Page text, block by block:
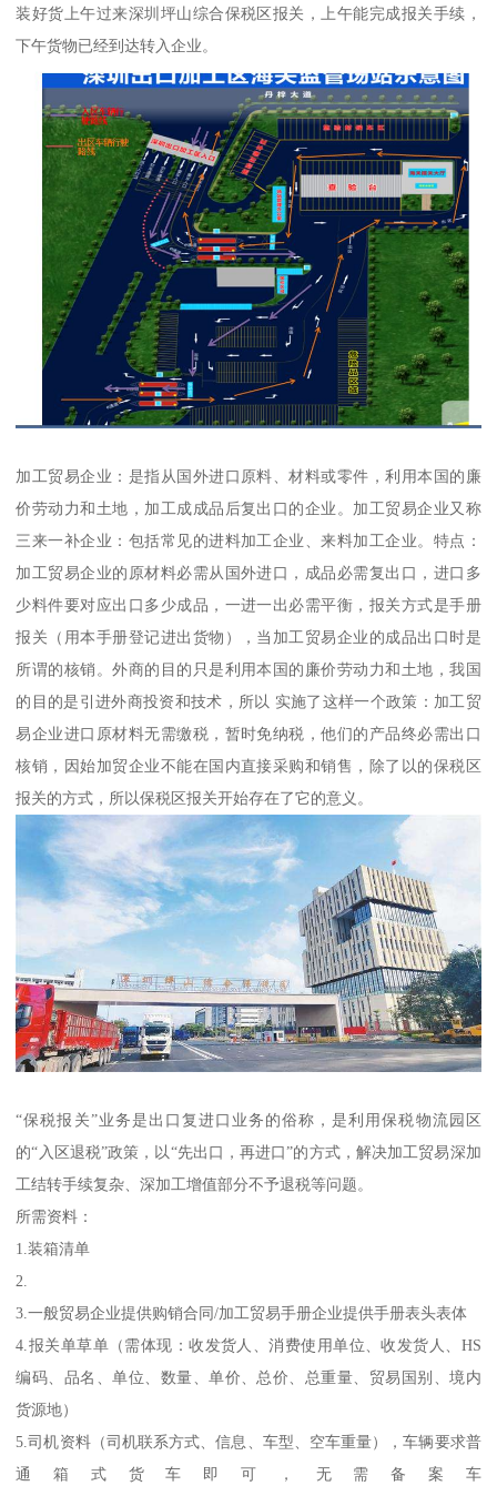
装好货上午过来深圳坪山综合保税区报关，上午能完成报关手续，
下午货物已经到达转入企业。
加工贸易企业：是指从国外进口原料、材料或零件，利用本国的廉
价劳动力和土地，加工成成品后复出口的企业。加工贸易企业又称
三来一补企业：包括常见的进料加工企业、来料加工企业。特点：
加工贸易企业的原材料必需从国外进口，成品必需复出口，进口多
少料件要对应出口多少成品，一进一出必需平衡，报关方式是手册
报关（用本手册登记进出货物），当加工贸易企业的成品出口时是
所谓的核销。外商的目的只是利用本国的廉价劳动力和土地，我国
的目的是引进外商投资和技术，所以 实施了这样一个政策：加工贸
易企业进口原材料无需缴税，暂时免纳税，他们的产品终必需出口
核销，因始加贸企业不能在国内直接采购和销售，除了以的保税区
报关的方式，所以保税区报关开始存在了它的意义。
“保税报关”业务是出口复进口业务的俗称，是利用保税物流园区
的“入区退税”政策，以“先出口，再进口”的方式，解决加工贸易深加
工结转手续复杂、深加工增值部分不予退税等问题。
所需资料：
1.装箱清单
2.
3.一般贸易企业提供购销合同/加工贸易手册企业提供手册表头表体
4.报关单草单（需体现：收发货人、消费使用单位、收发货人、HS
编码、品名、单位、数量、单价、总价、总重量、贸易国别、境内
货源地）
5.司机资料（司机联系方式、信息、车型、空车重量），车辆要求普
通箱式货车即可，无需备案车